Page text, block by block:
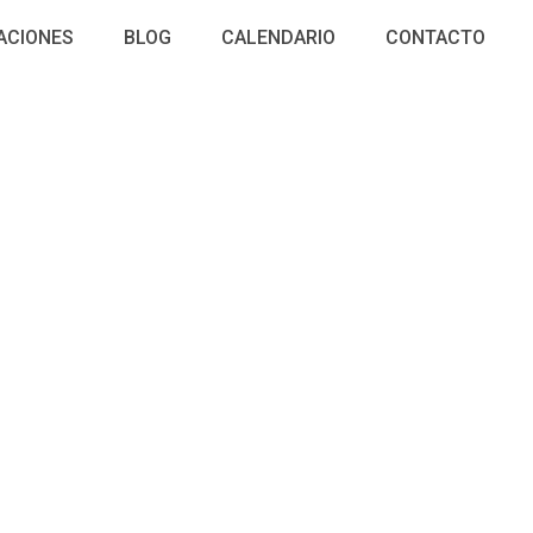
BLOG CALENDARIO CONTACTO